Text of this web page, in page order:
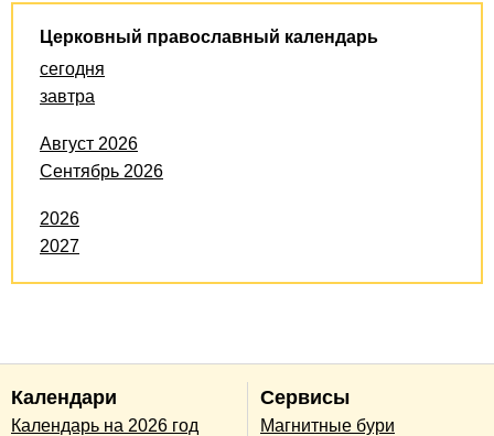
Церковный православный календарь
сегодня
завтра
Август 2026
Сентябрь 2026
2026
2027
Календари
Календарь на 2026 год
Сервисы
Магнитные бури